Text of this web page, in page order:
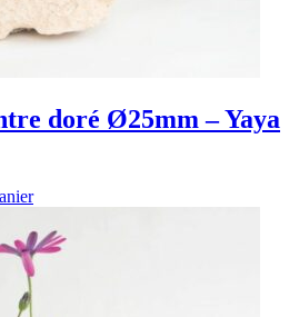
doré Ø25mm – Yaya